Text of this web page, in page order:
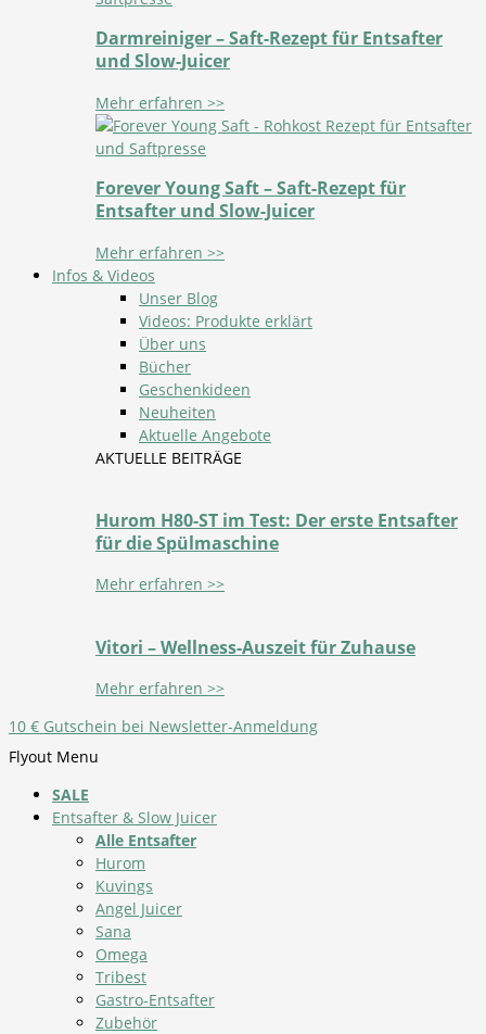
Darmreiniger – Saft-Rezept für Entsafter
und Slow-Juicer
Mehr erfahren >>
Forever Young Saft – Saft-Rezept für
Entsafter und Slow-Juicer
Mehr erfahren >>
Infos & Videos
Unser Blog
Videos: Produkte erklärt
Über uns
Bücher
Geschenkideen
Neuheiten
Aktuelle Angebote
AKTUELLE BEITRÄGE
Hurom H80-ST im Test: Der erste Entsafter
für die Spülmaschine
Mehr erfahren >>
Vitori – Wellness-Auszeit für Zuhause
Mehr erfahren >>
10 € Gutschein bei Newsletter-Anmeldung
Flyout Menu
SALE
Entsafter & Slow Juicer
Alle Entsafter
Hurom
Kuvings
Angel Juicer
Sana
Omega
Tribest
Gastro-Entsafter
Zubehör